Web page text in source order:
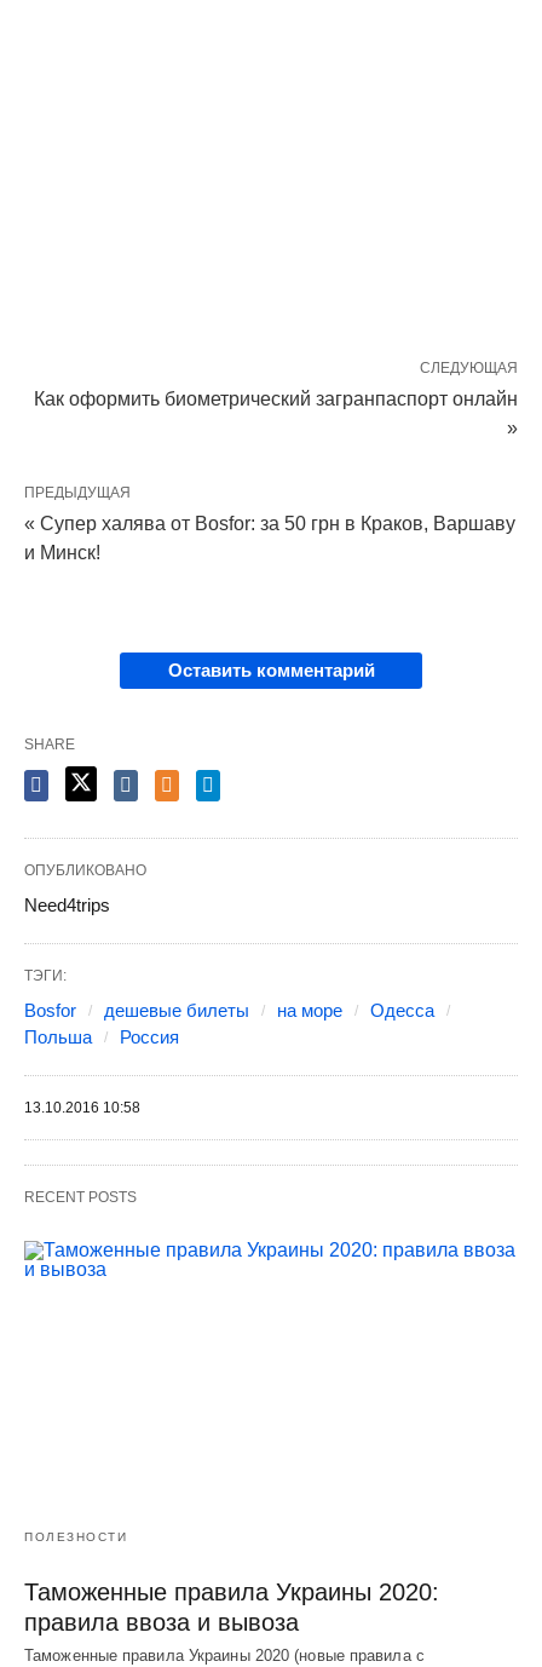
СЛЕДУЮЩАЯ
Как оформить биометрический загранпаспорт онлайн
»
ПРЕДЫДУЩАЯ
« Супер халява от Bosfor: за 50 грн в Краков, Варшаву
и Минск!
Оставить комментарий
SHARE
ОПУБЛИКОВАНО
Need4trips
ТЭГИ:
Bosfor дешевые билеты на море
Одесса
Польша
Россия
13.10.2016 10:58
RECENT POSTS
ПОЛЕЗНОСТИ
Таможенные правила Украины 2020:
правила ввоза и вывоза
Таможенные правила Украины 2020 (новые правила с